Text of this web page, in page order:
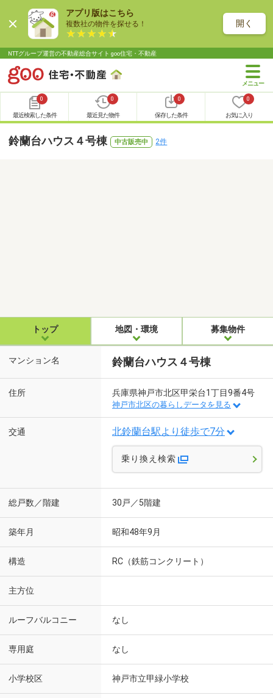
アプリ版はこちら
複数社の物件を探せる！ 開く
NTTグループ運営の不動産総合サイト goo住宅・不動産
0
最近検索した条件
0
最近見た物件
0
保存した条件
0
お気に入り
鈴蘭台ハウス４号棟 中古販売中 2件
トップ 地図・環境 募集物件
マンション名 鈴蘭台ハウス４号棟
住所 兵庫県神戸市北区甲栄台1丁目9番4号
神戸市北区の暮らしデータを見る
交通 北鈴蘭台駅より徒歩で7分
乗り換え検索
総戸数／階建 30戸／5階建
築年月 昭和48年9月
構造 RC（鉄筋コンクリート）
主方位
ルーフバルコニー なし
専用庭 なし
小学校区 神戸市立甲緑小学校